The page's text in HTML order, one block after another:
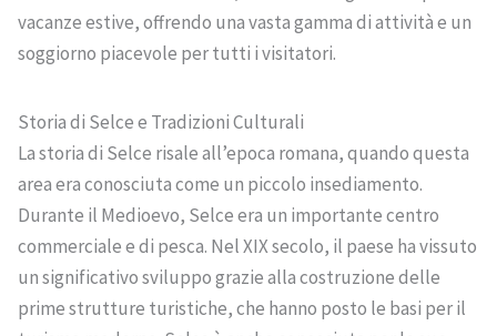
vacanze estive, offrendo una vasta gamma di attività e un
soggiorno piacevole per tutti i visitatori.
Storia di Selce e Tradizioni Culturali
La storia di Selce risale all’epoca romana, quando questa
area era conosciuta come un piccolo insediamento.
Durante il Medioevo, Selce era un importante centro
commerciale e di pesca. Nel XIX secolo, il paese ha vissuto
un significativo sviluppo grazie alla costruzione delle
prime strutture turistiche, che hanno posto le basi per il